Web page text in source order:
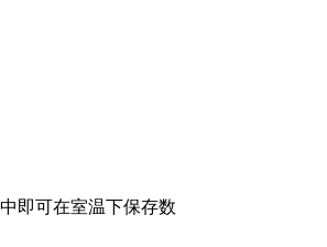
即可在室温下保存数